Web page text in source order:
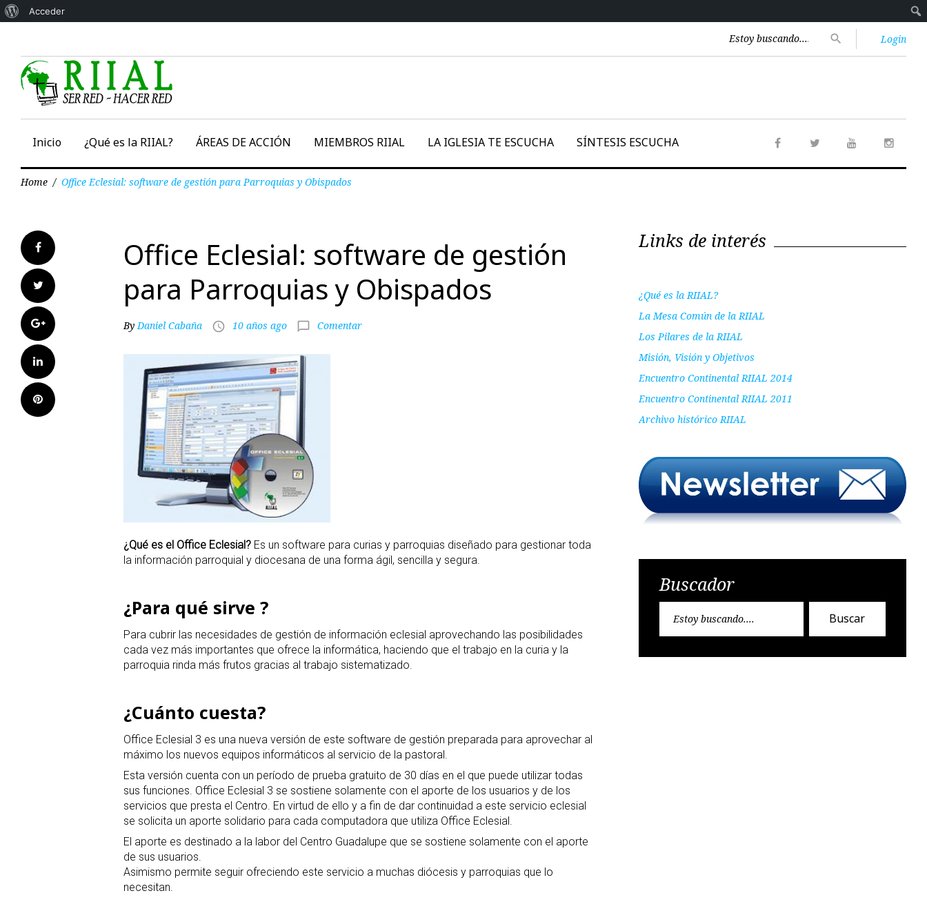
content
Login
Encontrar:
search
FacebookTwitterYoutube
Inicio ¿Qué es la RIIAL? ÁREAS DE ACCIÓN MIEMBROS RIIAL LA IGLESIA TE ESCUCHA SÍNTESIS ESCUCHA
Home / Office Eclesial: software de gestión para Parroquias y Obispados
Facebook
Twitter
Google+
LinkedIn
Pinterest
Office Eclesial: software de gestión
para Parroquias y Obispados
ByDaniel Cabaña access_time 10 años ago chat_bubble_outline Comentar
¿Qué es el Office Eclesial? Es un software para curias y parroquias diseñado para gestionar toda
la información parroquial y diocesana de una forma ágil, sencilla y segura.
¿Para qué sirve ?
Para cubrir las necesidades de gestión de información eclesial aprovechando las posibilidades
cada vez más importantes que ofrece la informática, haciendo que el trabajo en la curia y la
parroquia rinda más frutos gracias al trabajo sistematizado.
¿Cuánto cuesta?
Office Eclesial 3 es una nueva versión de este software de gestión preparada para aprovechar al
máximo los nuevos equipos informáticos al servicio de la pastoral.
Esta versión cuenta con un período de prueba gratuito de 30 días en el que puede utilizar todas
sus funciones. Office Eclesial 3 se sostiene solamente con el aporte de los usuarios y de los
servicios que presta el Centro. En virtud de ello y a fin de dar continuidad a este servicio eclesial
se solicita un aporte solidario para cada computadora que utiliza Office Eclesial.
El aporte es destinado a la labor del Centro Guadalupe que se sostiene solamente con el aporte
de sus usuarios.
Asimismo permite seguir ofreciendo este servicio a muchas diócesis y parroquias que lo
necesitan.
Links de interés
¿Qué es la RIIAL?
La Mesa Común de la RIIAL
Los Pilares de la RIIAL
Misión, Visión y Objetivos
Encuentro Continental RIIAL 2014
Encuentro Continental RIIAL 2011
Archivo histórico RIIAL
Buscador
Buscar
Acerca
WordPress
Acceder